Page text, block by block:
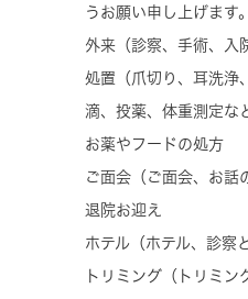
うお願い申し上げます。
外来 （診察、手術、入
処置 （爪切り、耳洗浄
滴、投薬、体重測定な
お薬やフードの処方
ご面会 （ご面会、お話
退院お迎え
ホテル （ホテル、診察
トリミング （トリミン